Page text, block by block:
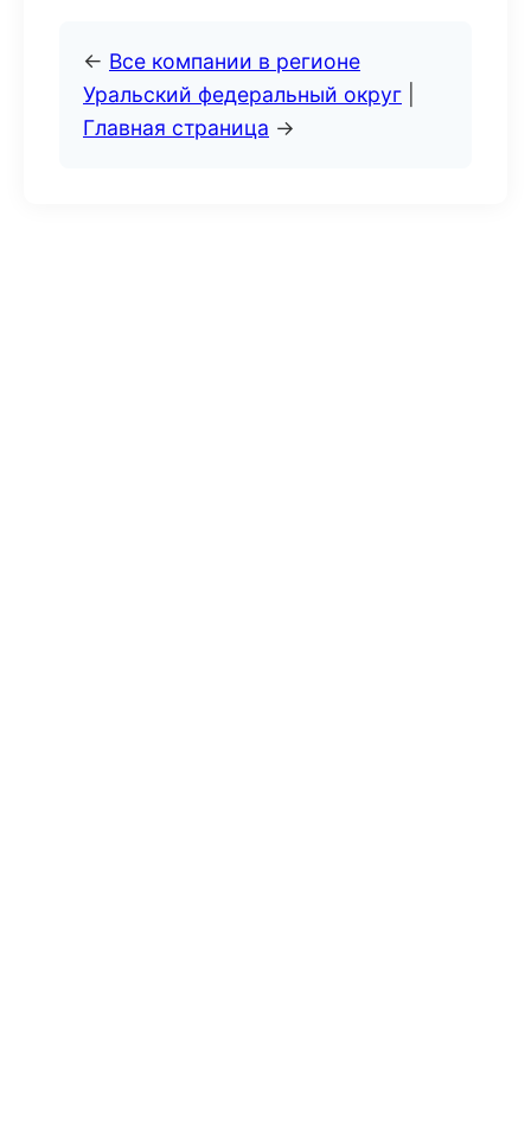
← Все компании в регионе
Уральский федеральный округ
Главная страница →